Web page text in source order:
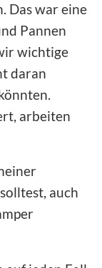
Das war eine
Pannen
wichtige
daran
arbeiten
auch